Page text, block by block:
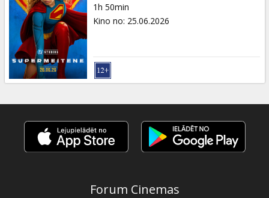
Dāvanu
kartes
Uzkodas
B2B
Kino
Klubs
1h 50min
Kino no: 25.06.2026
Forum Cinemas